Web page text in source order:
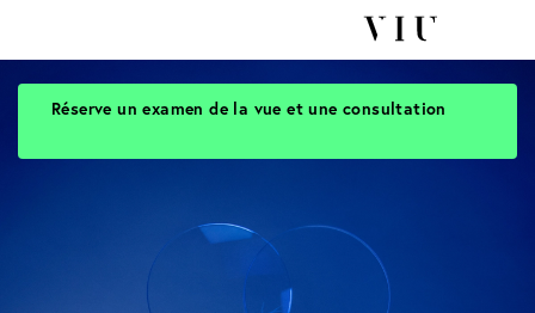
Réserve un examen de la vue et une consultation